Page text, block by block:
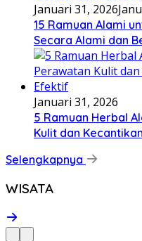
Januari 31, 2026
15 Ramuan Alami
Secara Alami dan
Januari 31, 2026
5 Ramuan Herbal
Kulit dan
Selengkapnya
WISATA